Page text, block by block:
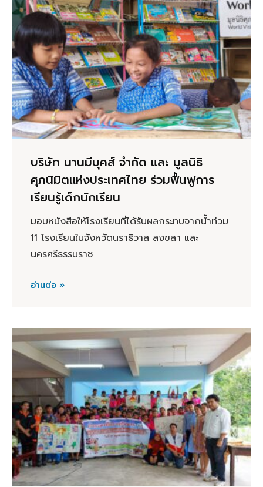
บริษัท นานมีบุคส์ จำกัด และ มูลนิธิ
ศุภนิมิตแห่งประเทศไทย ร่วมฟื้นฟูการ
เรียนรู้เด็กนักเรียน
มอบหนังสือให้โรงเรียนที่ได้รับผลกระทบจากน้ำท่วม
11 โรงเรียนในจังหวัดนราธิวาส สงขลา และ
นครศรีธรรมราช
อ่านต่อ »